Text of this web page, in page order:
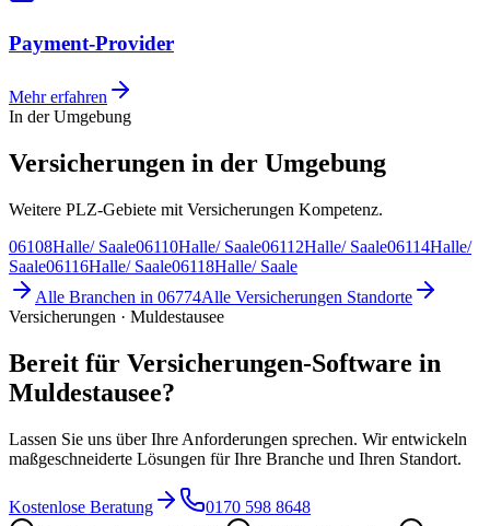
Payment-Provider
Mehr erfahren
In der Umgebung
Versicherungen in der Umgebung
Weitere PLZ-Gebiete mit Versicherungen Kompetenz.
06108Halle/ Saale06110Halle/ Saale06112Halle/ Saale06114Halle/
Saale06116Halle/ Saale06118Halle/ Saale
Alle Branchen in 06774Alle Versicherungen Standorte
Versicherungen · Muldestausee
Bereit für Versicherungen-Software in
Muldestausee?
Lassen Sie uns über Ihre Anforderungen sprechen. Wir entwickeln
maßgeschneiderte Lösungen für Ihre Branche und Ihren Standort.
Kostenlose Beratung
0170 598 8648